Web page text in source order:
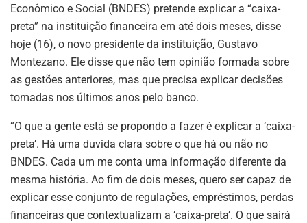
Econômico e Social (BNDES) pretende explicar a “caixa-
preta” na instituição financeira em até dois meses, disse
hoje (16), o novo presidente da instituição, Gustavo
Montezano. Ele disse que não tem opinião formada sobre
as gestões anteriores, mas que precisa explicar decisões
tomadas nos últimos anos pelo banco.
“O que a gente está se propondo a fazer é explicar a ‘caixa-
preta’. Há uma duvida clara sobre o que há ou não no
BNDES. Cada um me conta uma informação diferente da
mesma história. Ao fim de dois meses, quero ser capaz de
explicar esse conjunto de regulações, empréstimos, perdas
financeiras que contextualizam a ‘caixa-preta’. O que sairá